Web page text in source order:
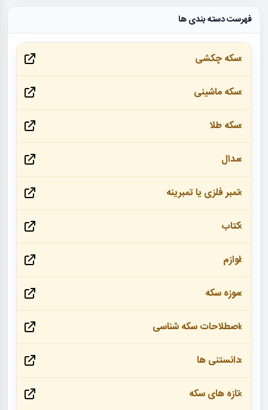
فهرست دسته بندی ها
سکه چکشی
سکه ماشینی
سکه طلا
مدال
تمبر فلزی یا تمبرینه
کتاب
لوازم
موزه سکه
اصطلاحات سکه شناسی
دانستنی ها
تازه های سکه